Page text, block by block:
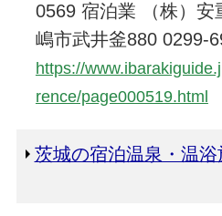
0569 宿泊業 （株）安
嶋市武井釜880 0299-
https://
rence/page000519.html
茨城の宿泊温泉・温浴